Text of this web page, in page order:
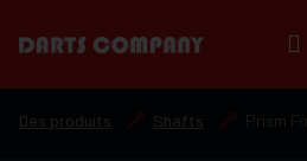
Des produits Shafts Prism